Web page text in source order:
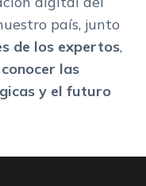
país, junto
de los expertos,
las
y el futuro